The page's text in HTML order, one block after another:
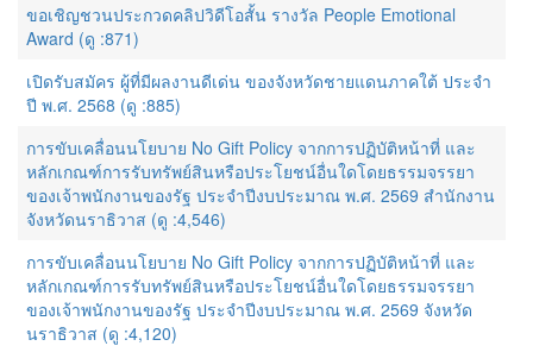
ขอเชิญชวนประกวดคลิปวิดีโอสั้น รางวัล People Emotional
Award (ดู :871)
เปิดรับสมัคร ผู้ที่มีผลงานดีเด่น ของจังหวัดชายแดนภาคใต้ ประจำ
ปี พ.ศ. 2568 (ดู :885)
การขับเคลื่อนนโยบาย No Gift Policy จากการปฏิบัติหน้าที่ และ
หลักเกณฑ์การรับทรัพย์สินหรือประโยชน์อื่นใดโดยธรรมจรรยา
ของเจ้าพนักงานของรัฐ ประจำปีงบประมาณ พ.ศ. 2569 สำนักงาน
จังหวัดนราธิวาส (ดู :4,546)
การขับเคลื่อนนโยบาย No Gift Policy จากการปฏิบัติหน้าที่ และ
หลักเกณฑ์การรับทรัพย์สินหรือประโยชน์อื่นใดโดยธรรมจรรยา
ของเจ้าพนักงานของรัฐ ประจำปีงบประมาณ พ.ศ. 2569 จังหวัด
นราธิวาส (ดู :4,120)